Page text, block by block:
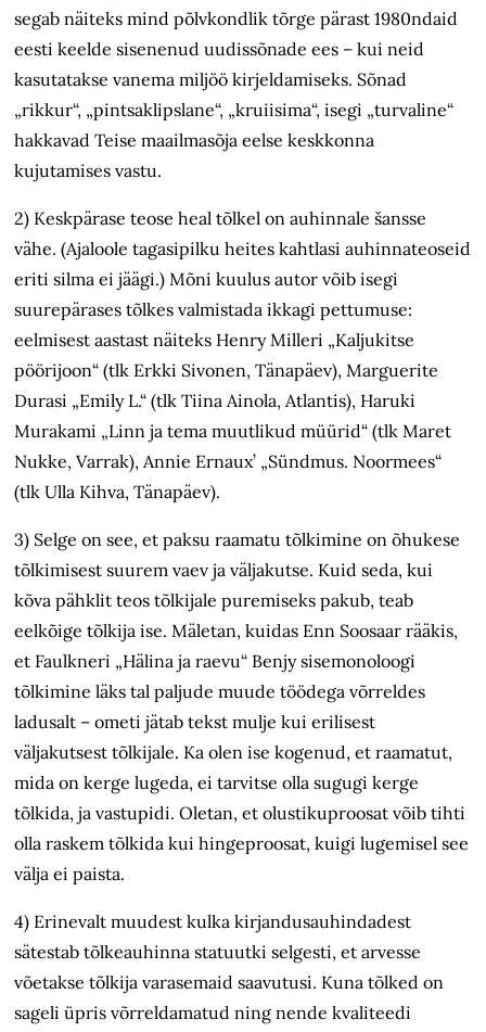
segab näiteks mind põlvkondlik tõrge pärast 1980ndaid
eesti keelde sisenenud uudissõnade ees – kui neid
kasutatakse vanema miljöö kirjeldamiseks. Sõnad
„rikkur“, „pintsak­lipslane“, „kruiisima“, isegi „turvaline“
hakkavad Teise maailmasõja eelse keskkonna
kujutamises vastu.
2) Keskpärase teose heal tõlkel on auhinnale šansse
vähe. (Ajaloole tagasipilku heites kahtlasi auhinnateoseid
eriti silma ei jäägi.) Mõni kuulus autor võib isegi
suurepärases tõlkes valmistada ikkagi pettumuse:
eelmisest aastast näiteks Henry Milleri „Kaljukitse
pöörijoon“ (tlk Erkki Sivonen, Tänapäev), Marguerite
Durasi „Emily L.“ (tlk Tiina Ainola, Atlantis), Haruki
Murakami „Linn ja tema muutlikud müürid“ (tlk Maret
Nukke, Varrak), Annie Ernaux’ „Sündmus. Noormees“
(tlk Ulla Kihva, Tänapäev).
3) Selge on see, et paksu raamatu tõlkimine on õhukese
tõlkimisest suurem vaev ja väljakutse. Kuid seda, kui
kõva pähklit teos tõlkijale puremiseks pakub, teab
eelkõige tõlkija ise. Mäletan, kuidas Enn Soosaar rääkis,
et Faulkneri „Hälina ja raevu“ Benjy sisemonoloogi
tõlkimine läks tal paljude muude töödega võrreldes
ladusalt – ometi jätab tekst mulje kui erilisest
väljakutsest tõlkijale. Ka olen ise kogenud, et raamatut,
mida on kerge lugeda, ei tarvitse olla sugugi kerge
tõlkida, ja vastupidi. Oletan, et olustikuproosat võib tihti
olla raskem tõlkida kui hingeproosat, kuigi lugemisel see
välja ei paista.
4) Erinevalt muudest kulka kirjandusauhindadest
sätestab tõlkeauhinna statuutki selgesti, et arvesse
võetakse tõlkija varasemaid saavutusi. Kuna tõlked on
sageli üpris võrreldamatud ning nende kvaliteedi